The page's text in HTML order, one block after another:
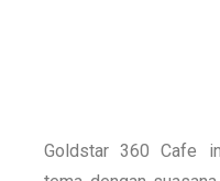
Goldstar 360 Cafe